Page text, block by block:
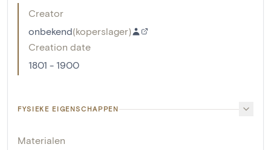
Creator
onbekend(koperslager)
Creation date
1801 - 1900
FYSIEKE EIGENSCHAPPEN
Materialen